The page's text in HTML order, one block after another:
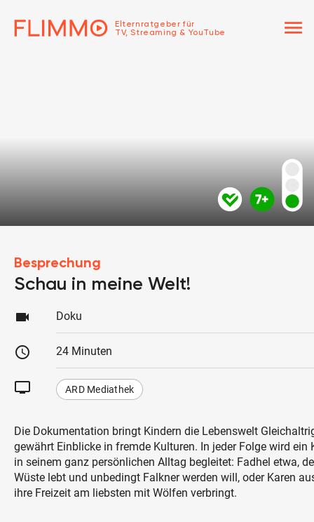
Elternratgeber für
TV, Streaming & YouTube
menu
Besprechung
Schau in meine Welt!
videocam Doku
schedule 24 Minuten
tv ARD Mediathek
Die Dokumentation bringt Kindern die Lebenswelt
gewährt Einblicke in fremde Kulturen. In jeder Folge wird ein
in seinem ganz persönlichen Alltag begleitet: Fadhel etwa,
Wüste lebt und unbedingt Falkner werden will, oder Karen
ihre Freizeit am liebsten mit Wölfen verbringt.